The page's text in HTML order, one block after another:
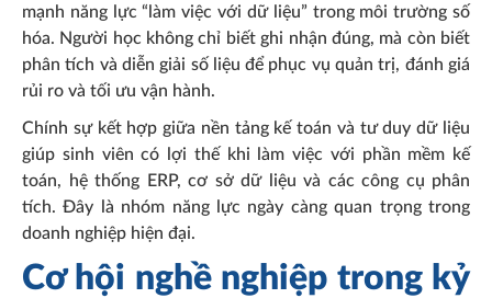
mạnh năng lực “làm việc với dữ liệu” trong môi trường số
hóa. Người học không chỉ biết ghi nhận đúng, mà còn biết
phân tích và diễn giải số liệu để phục vụ quản trị, đánh giá
rủi ro và tối ưu vận hành.
Chính sự kết hợp giữa nền tảng kế toán và tư duy dữ liệu
giúp sinh viên có lợi thế khi làm việc với phần mềm kế
toán, hệ thống ERP, cơ sở dữ liệu và các công cụ phân
tích. Đây là nhóm năng lực ngày càng quan trọng trong
doanh nghiệp hiện đại.
Cơ hội nghề nghiệp trong kỷ